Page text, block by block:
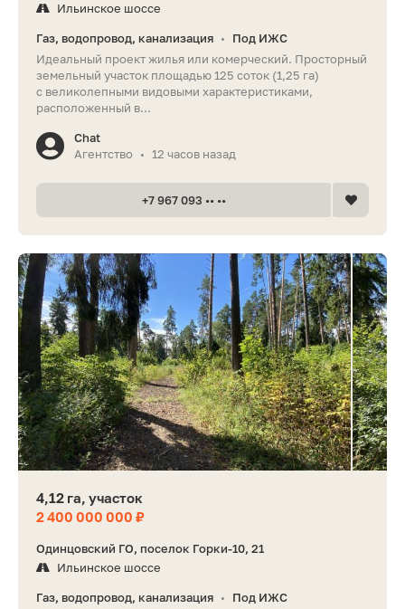
Ильинское шоссе
Газ, водопровод, канализация •
Под ИЖС
Идеальный проект жилья или комерческий. Просторный
земельный участок площадью 125 соток (1,25 га)
с великолепными видовыми характеристиками,
расположенный в...
Chat
Агентство
• 12 часов назад
+7 967 093 •• ••
4,12 га, участок
2 400 000 000 ₽
Одинцовский ГО, поселок Горки-10, 21
Ильинское шоссе
Газ, водопровод, канализация •
Под ИЖС